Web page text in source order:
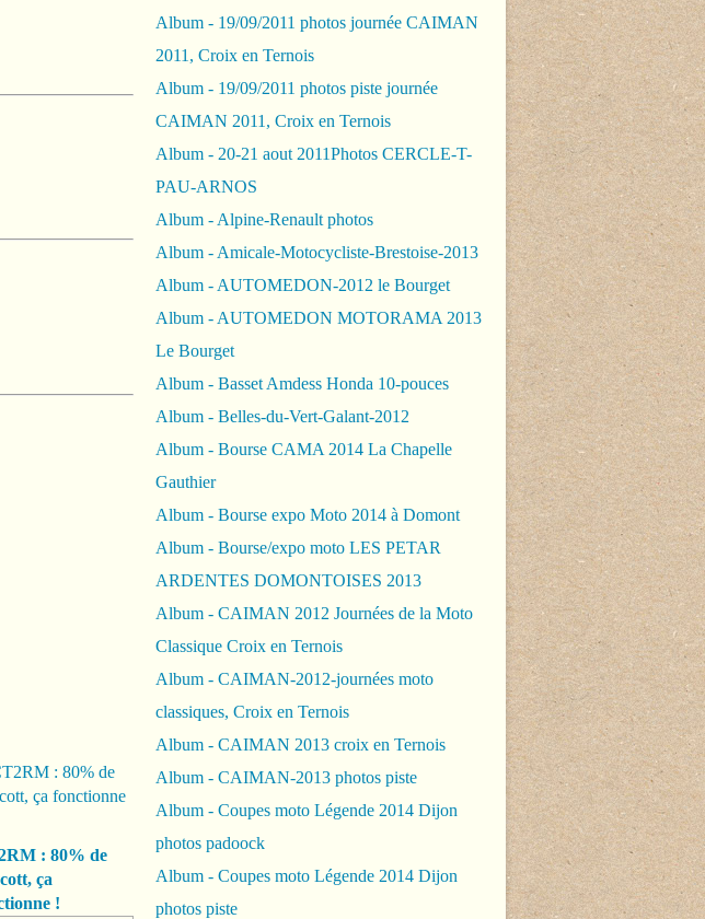
: 80% de
ça
!
Album - 19/09/2011 photos journée CAIMAN
2011, Croix en Ternois
Album - 19/09/2011 photos piste journée
CAIMAN 2011, Croix en Ternois
Album - 20-21 aout 2011Photos CERCLE-T-
PAU-ARNOS
Album - Alpine-Renault photos
Album - Amicale-Motocycliste-Brestoise-2013
Album - AUTOMEDON-2012 le Bourget
Album - AUTOMEDON MOTORAMA 2013
Le Bourget
Album - Basset Amdess Honda 10-pouces
Album - Belles-du-Vert-Galant-2012
Album - Bourse CAMA 2014 La Chapelle
Gauthier
Album - Bourse expo Moto 2014 à Domont
Album - Bourse/expo moto LES PETAR
ARDENTES DOMONTOISES 2013
Album - CAIMAN 2012 Journées de la Moto
Classique Croix en Ternois
Album - CAIMAN-2012-journées moto
classiques, Croix en Ternois
Album - CAIMAN 2013 croix en Ternois
Album - CAIMAN-2013 photos piste
Album - Coupes moto Légende 2014 Dijon
photos padoock
Album - Coupes moto Légende 2014 Dijon
photos piste